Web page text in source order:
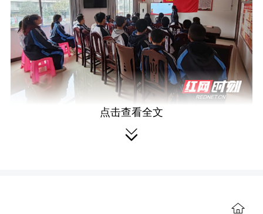
在校园与社区紧密相连的舞台上，
点击查看全文
